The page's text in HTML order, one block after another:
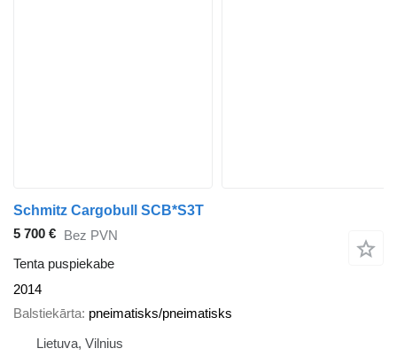
Schmitz Cargobull SCB*S3T
5 700 € Bez PVN
Tenta puspiekabe
2014
Balstiekārta pneimatisks/pneimatisks
Lietuva, Vilnius